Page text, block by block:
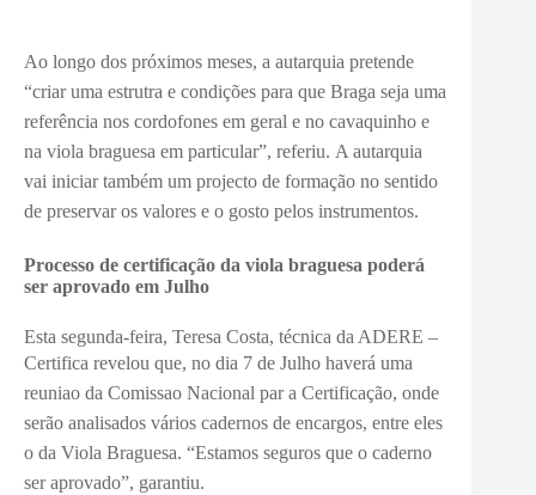
Ao longo dos próximos meses, a autarquia pretende
“criar uma estrutra e condições para que Braga seja uma
referência nos cordofones em geral e no cavaquinho e
na viola braguesa em particular”, referiu. A autarquia
vai iniciar também um projecto de formação no sentido
de preservar os valores e o gosto pelos instrumentos.
Processo de certificação da viola braguesa poderá
ser aprovado em Julho
Esta segunda-feira, Teresa Costa, técnica da ADERE –
Certifica revelou que, no dia 7 de Julho haverá uma
reuniao da Comissao Nacional par a Certificação, onde
serão analisados vários cadernos de encargos, entre eles
o da Viola Braguesa. “Estamos seguros que o caderno
ser aprovado”, garantiu.